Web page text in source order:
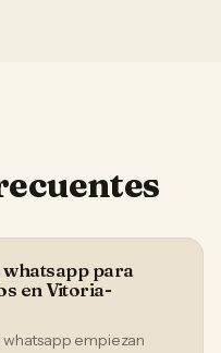
para
en Vitoria-
empiezan